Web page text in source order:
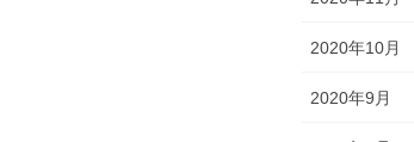
2020年10月
2020年9月